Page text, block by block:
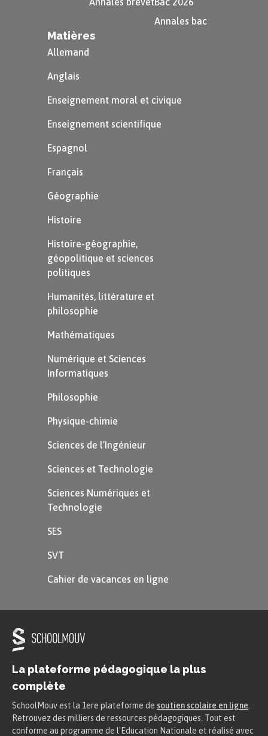
Annales bac
Matières
Allemand
Anglais
Enseignement moral et civique
Enseignement scientifique
Espagnol
Français
Géographie
Histoire
Histoire-géographie,
géopolitique et sciences
politiques
Humanités, littérature et
philosophie
Mathématiques
Numérique et Sciences
Informatiques
Philosophie
Physique-chimie
Sciences de l’Ingénieur
Sciences et Technologie
Sciences Numériques et
Technologie
SES
SVT
Cahier de vacances en ligne
La plateforme pédagogique la plus
complète
SchoolMouv est la 1ere plateforme de soutien scolaire en ligne
Retrouvez des milliers de ressources pédagogiques. Tout est
conforme au programme de l'Education Nationale et réalisé avec